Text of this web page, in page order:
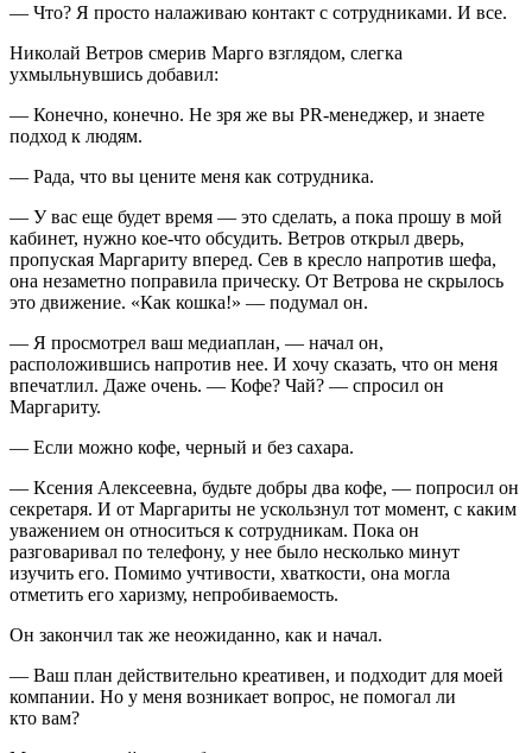
— Что? Я просто налаживаю контакт с сотрудниками. И все.
Николай Ветров смерив Марго взглядом, слегка
ухмыльнувшись добавил:
— Конечно, конечно. Не зря же вы PR-менеджер, и знаете
подход к людям.
— Рада, что вы цените меня как сотрудника.
— У вас еще будет время — это сделать, а пока прошу в мой
кабинет, нужно кое-что обсудить. Ветров открыл дверь,
пропуская Маргариту вперед. Сев в кресло напротив шефа,
она незаметно поправила прическу. От Ветрова не скрылось
это движение. «Как кошка!» — подумал он.
— Я просмотрел ваш медиаплан, — начал он,
расположившись напротив нее. И хочу сказать, что он меня
впечатлил. Даже очень. — Кофе? Чай? — спросил он
Маргариту.
— Если можно кофе, черный и без сахара.
— Ксения Алексеевна, будьте добры два кофе, — попросил он
секретаря. И от Маргариты не ускользнул тот момент, с каким
уважением он относиться к сотрудникам. Пока он
разговаривал по телефону, у нее было несколько минут
изучить его. Помимо учтивости, хваткости, она могла
отметить его харизму, непробиваемость.
Он закончил так же неожиданно, как и начал.
— Ваш план действительно креативен, и подходит для моей
компании. Но у меня возникает вопрос, не помогал ли
кто вам?